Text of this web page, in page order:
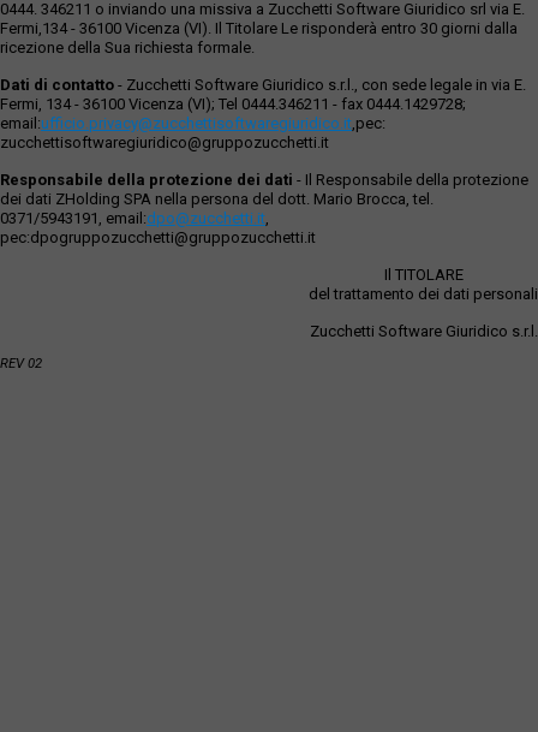
0444. 346211 o inviando una missiva a Zucchetti Software Giuridico srl via E.
Fermi,134 - 36100 Vicenza (VI). Il Titolare Le risponderà entro 30 giorni dalla
ricezione della Sua richiesta formale.
Dati di contatto - Zucchetti Software Giuridico s.r.l., con sede legale in via E.
Fermi, 134 - 36100 Vicenza (VI); Tel 0444.346211 - fax 0444.1429728;
email:ufficio.privacy@zucchettisoftwaregiuridico.it,pec:
zucchettisoftwaregiuridico@gruppozucchetti.it
Responsabile della protezione dei dati - Il Responsabile della protezione
dei dati ZHolding SPA nella persona del dott. Mario Brocca, tel.
0371/5943191, email:dpo@zucchetti.it,
pec:dpogruppozucchetti@gruppozucchetti.it
Il TITOLARE
del trattamento dei dati personali
Zucchetti Software Giuridico s.r.l.
REV 02